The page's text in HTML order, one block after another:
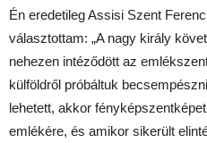
Én eredetileg Assisi Szent
választottam: „A nagy király
nehezen intéződött az
külföldről próbáltuk
lehetett, akkor
emlékére, és amikor sikerült